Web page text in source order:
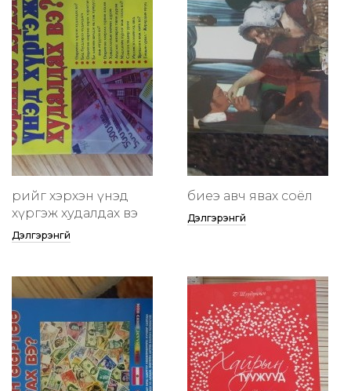
өөрийгөө хэрхэн үнэд
хүргэж худалдах вэ
Дэлгэрэнгүй
биеэ авч явах соёл
Дэлгэрэнгүй